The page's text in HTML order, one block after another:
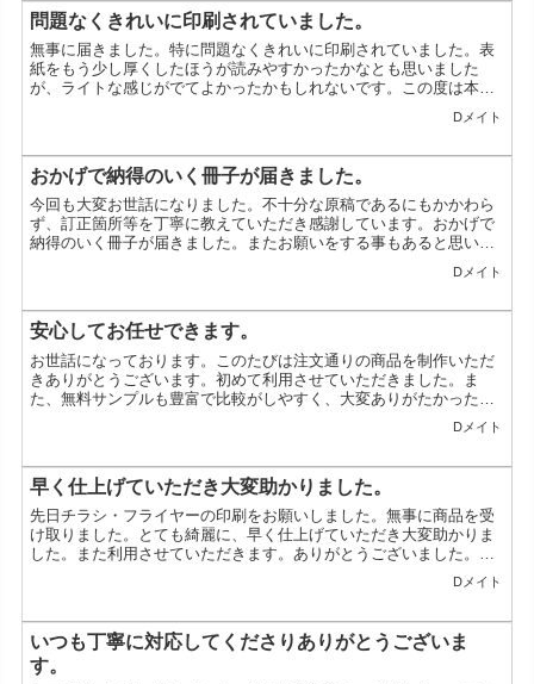
問題なくきれいに印刷されていました。
無事に届きました。特に問題なくきれいに印刷されていました。表
紙をもう少し厚くしたほうが読みやすかったかなとも思いました
が、ライトな感じがでてよかったかもしれないです。この度は本当
Dメイト
おかげで納得のいく冊子が届きました。
今回も大変お世話になりました。不十分な原稿であるにもかかわら
ず、訂正箇所等を丁寧に教えていただき感謝しています。おかげで
納得のいく冊子が届きました。またお願いをする事もあると思いま
Dメイト
安心してお任せできます。
お世話になっております。このたびは注文通りの商品を制作いただ
きありがとうございます。初めて利用させていただきました。ま
た、無料サンプルも豊富で比較がしやすく、大変ありがたかったで
Dメイト
早く仕上げていただき大変助かりました。
先日チラシ・フライヤーの印刷をお願いしました。無事に商品を受
け取りました。とても綺麗に、早く仕上げていただき大変助かりま
した。また利用させていただきます。ありがとうございました。兵
Dメイト
いつも丁寧に対応してくださりありがとうございま
す。